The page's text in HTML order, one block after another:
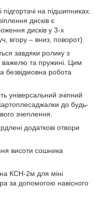
на підшипниках.
дисків є
дисків у 3-х
вгору – вниз, поворот).
завдяки ролику з
важелю та пружині. Цим
безвідмовна робота
універсальний зчіпний
до будь-
зчеплення.
додаткові отвори
висоти сошника
КСН-2м для міні
за допомогою навісного